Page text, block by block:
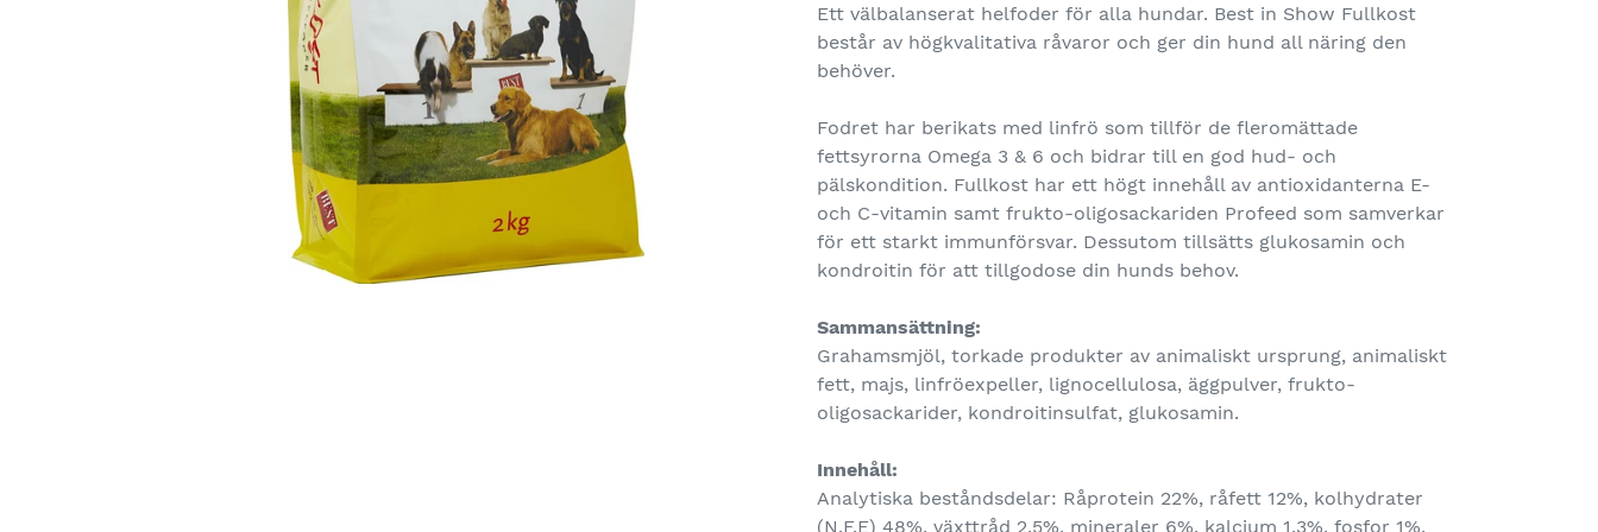
Ett välbalanserat helfoder för alla hundar. Best in Show Fullkost
består av högkvalitativa råvaror och ger din hund all näring den
behöver.
Fodret har berikats med linfrö som tillför de fleromättade
fettsyrorna Omega 3 & 6 och bidrar till en god hud- och
pälskondition. Fullkost har ett högt innehåll av antioxidanterna E-
och C-vitamin samt frukto-oligosackariden Profeed som samverkar
för ett starkt immunförsvar. Dessutom tillsätts glukosamin och
kondroitin för att tillgodose din hunds behov.
Sammansättning:
Grahamsmjöl, torkade produkter av animaliskt ursprung, animaliskt
fett, majs, linfröexpeller, lignocellulosa, äggpulver, frukto-
oligosackarider, kondroitinsulfat, glukosamin.​
Innehåll:
Analytiska beståndsdelar: Råprotein 22%, råfett 12%, kolhydrater
(N.F.E) 48%, växttråd 2,5%, mineraler 6%, kalcium 1,3%, fosfor 1%,